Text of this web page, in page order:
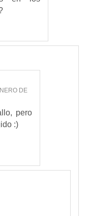
DE
pero
:)